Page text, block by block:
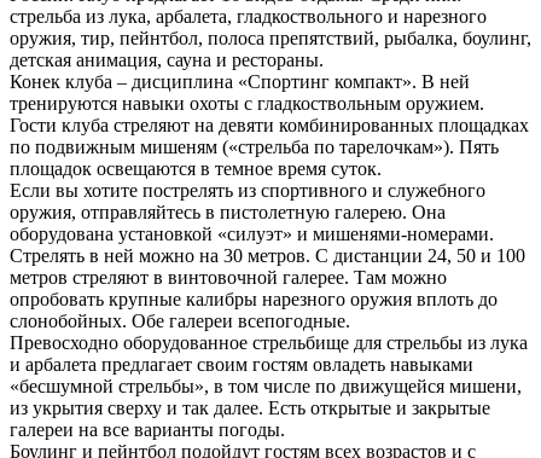
стрельба из лука, арбалета, гладкоствольного и нарезного
оружия, тир, пейнтбол, полоса препятствий, рыбалка, боулинг,
детская анимация, сауна и рестораны.
Конек клуба – дисциплина «Спортинг компакт». В ней
тренируются навыки охоты с гладкоствольным оружием.
Гости клуба стреляют на девяти комбинированных площадках
по подвижным мишеням («стрельба по тарелочкам»). Пять
площадок освещаются в темное время суток.
Если вы хотите пострелять из спортивного и служебного
оружия, отправляйтесь в пистолетную галерею. Она
оборудована установкой «силуэт» и мишенями-номерами.
Стрелять в ней можно на 30 метров. С дистанции 24, 50 и 100
метров стреляют в винтовочной галерее. Там можно
опробовать крупные калибры нарезного оружия вплоть до
слонобойных. Обе галереи всепогодные.
Превосходно оборудованное стрельбище для стрельбы из лука
и арбалета предлагает своим гостям овладеть навыками
«бесшумной стрельбы», в том числе по движущейся мишени,
из укрытия сверху и так далее. Есть открытые и закрытые
галереи на все варианты погоды.
Боулинг и пейнтбол подойдут гостям всех возрастов и с